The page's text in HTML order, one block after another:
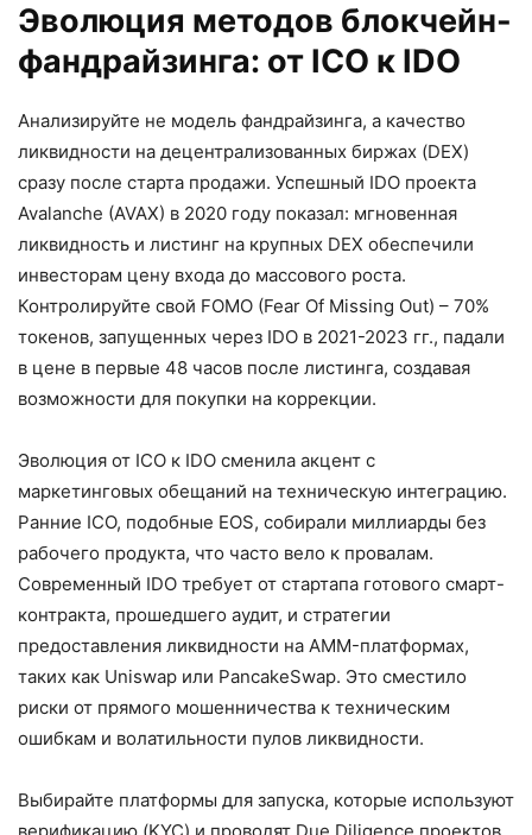
Эволюция методов блокчейн-
фандрайзинга: от ICO к IDO
Анализируйте не модель фандрайзинга, а качество
ликвидности на децентрализованных биржах (DEX)
сразу после старта продажи. Успешный IDO проекта
Avalanche (AVAX) в 2020 году показал: мгновенная
ликвидность и листинг на крупных DEX обеспечили
инвесторам цену входа до массового роста.
Контролируйте свой FOMO (Fear Of Missing Out) – 70%
токенов, запущенных через IDO в 2021-2023 гг., падали
в цене в первые 48 часов после листинга, создавая
возможности для покупки на коррекции.
Эволюция от ICO к IDO сменила акцент с
маркетинговых обещаний на техническую интеграцию.
Ранние ICO, подобные EOS, собирали миллиарды без
рабочего продукта, что часто вело к провалам.
Современный IDO требует от стартапа готового смарт-
контракта, прошедшего аудит, и стратегии
предоставления ликвидности на AMM-платформах,
таких как Uniswap или PancakeSwap. Это сместило
риски от прямого мошенничества к техническим
ошибкам и волатильности пулов ликвидности.
Выбирайте платформы для запуска, которые используют